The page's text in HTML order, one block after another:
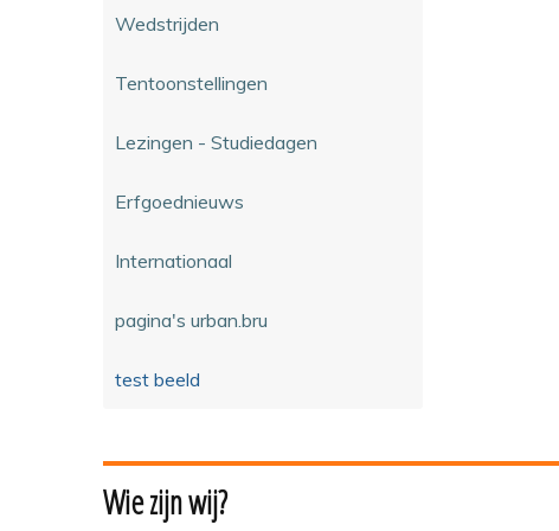
Wedstrijden
Tentoonstellingen
Lezingen - Studiedagen
Erfgoednieuws
Internationaal
pagina's urban.bru
test beeld
Wie zijn wij?